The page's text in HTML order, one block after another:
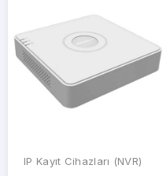
IP Kayıt Cihazları (NVR)